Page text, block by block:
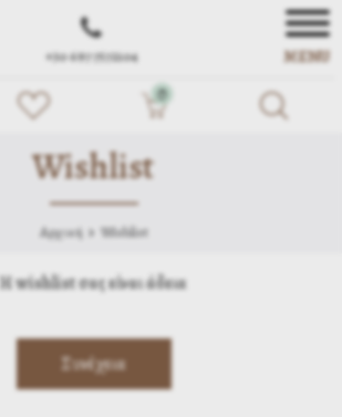
+30 697 7572104 MENU
0
Wishlist
Αρχική Wishlist
Η wishlist σας είναι άδεια